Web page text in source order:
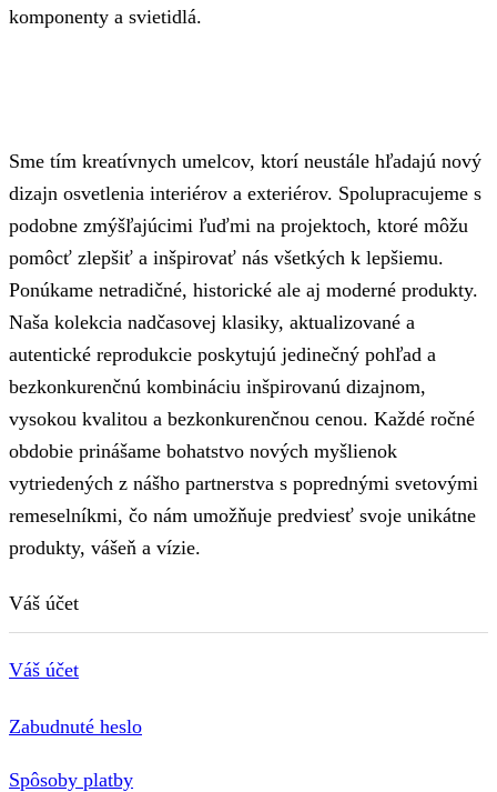
komponenty a svietidlá.
Sme tím kreatívnych umelcov, ktorí neustále hľadajú nový
dizajn osvetlenia interiérov a exteriérov. Spolupracujeme s
podobne zmýšľajúcimi ľuďmi na projektoch, ktoré môžu
pomôcť zlepšiť a inšpirovať nás všetkých k lepšiemu.
Ponúkame netradičné, historické ale aj moderné produkty.
Naša kolekcia nadčasovej klasiky, aktualizované a
autentické reprodukcie poskytujú jedinečný pohľad a
bezkonkurenčnú kombináciu inšpirovanú dizajnom,
vysokou kvalitou a bezkonkurenčnou cenou. Každé ročné
obdobie prinášame bohatstvo nových myšlienok
vytriedených z nášho partnerstva s poprednými svetovými
remeselníkmi, čo nám umožňuje predviesť svoje unikátne
produkty, vášeň a vízie.
Váš účet
Váš účet
Zabudnuté heslo
Spôsoby platby